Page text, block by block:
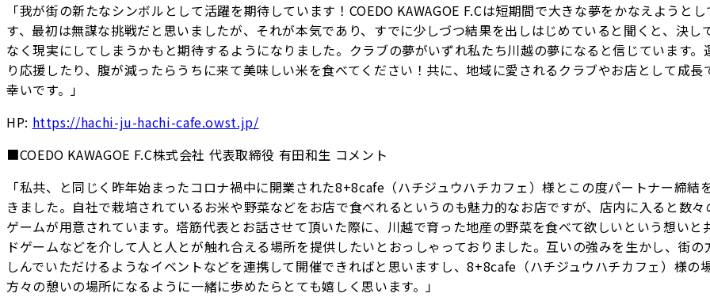
「我が街の新たなシンボルとして活躍を期待しています！COEDO KAWAGOE F.Cは短期間で大きな夢をかなえようとし
す、最初は無謀な挑戦だと思いましたが、それが本気であり、すでに少しづつ結果を出しはじめていると聞くと、決し
なく現実にしてしまうかもと期待するようになりました。クラブの夢がいずれ私たち川越の夢になると信じています。
り応援したり、腹が減ったらうちに来て美味しい米を食べてください！共に、地域に愛されるクラブやお店として成長
幸いです。」
HP: https://hachi-ju-hachi-cafe.owst.jp/
■COEDO KAWAGOE F.C株式会社 代表取締役 有田和生 コメント
「私共、と同じく昨年始まったコロナ禍中に開業された8+8cafe（ハチジュウハチカフェ）様とこの度パートナー締結
きました。自社で栽培されているお米や野菜などをお店で食べれるというのも魅力的なお店ですが、店内に入ると数々
ゲームが用意されています。塔筋代表とお話させて頂いた際に、川越で育った地産の野菜を食べて欲しいという想いと
ドゲームなどを介して人と人とが触れ合える場所を提供したいとおっしゃっておりました。互いの強みを生かし、街の
しんでいただけるようなイベントなどを連携して開催できればと思いますし、8+8cafe（ハチジュウハチカフェ）様の
方々の憩いの場所になるように一緒に歩めたらとても嬉しく思います。」